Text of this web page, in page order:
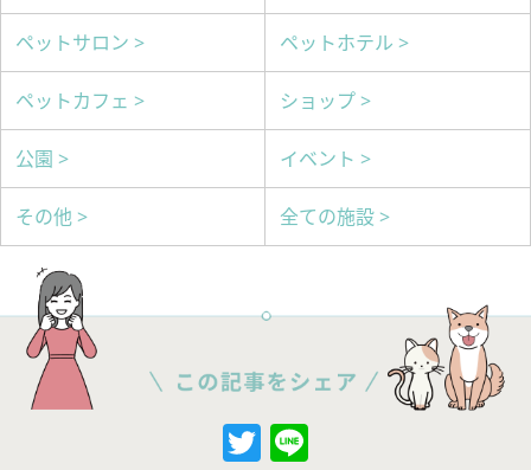
ペットサロン > ペットホテル >
ペットカフェ > ショップ >
公園 > イベント >
その他 > 全ての施設 >
Twitter